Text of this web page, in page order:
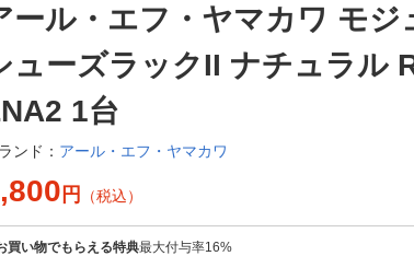
ール・エフ・ヤマカワ モジ
ューズラックII ナチュラル
1台
ンド： アール・エフ・ヤマカワ
円 （税込）
買い物でもらえる特典最大付与率16%